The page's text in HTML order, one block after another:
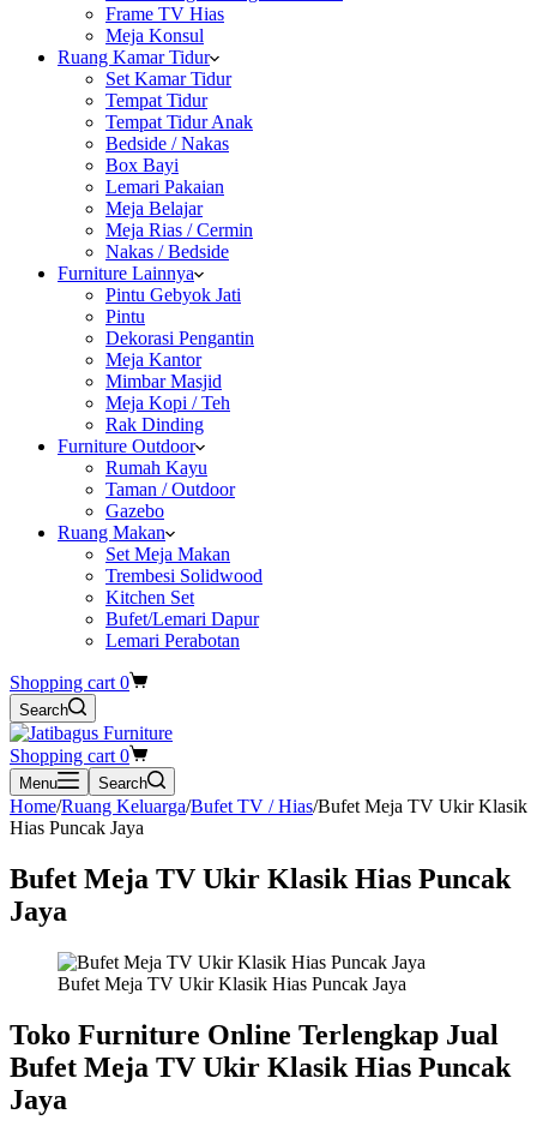
Frame TV Hias
Meja Konsul
Ruang Kamar Tidur
Set Kamar Tidur
Tempat Tidur
Tempat Tidur Anak
Bedside / Nakas
Box Bayi
Lemari Pakaian
Meja Belajar
Meja Rias / Cermin
Nakas / Bedside
Furniture Lainnya
Pintu Gebyok Jati
Pintu
Dekorasi Pengantin
Meja Kantor
Mimbar Masjid
Meja Kopi / Teh
Rak Dinding
Furniture Outdoor
Rumah Kayu
Taman / Outdoor
Gazebo
Ruang Makan
Set Meja Makan
Trembesi Solidwood
Kitchen Set
Bufet/Lemari Dapur
Lemari Perabotan
Shopping cart 0
Search
Shopping cart 0
Menu Search
Home/Ruang Keluarga/Bufet TV / Hias/Bufet Meja TV Ukir Klasik
Hias Puncak Jaya
Bufet Meja TV Ukir Klasik Hias Puncak
Jaya
Bufet Meja TV Ukir Klasik Hias Puncak Jaya
Toko Furniture Online Terlengkap Jual
Bufet Meja TV Ukir Klasik Hias Puncak
Jaya